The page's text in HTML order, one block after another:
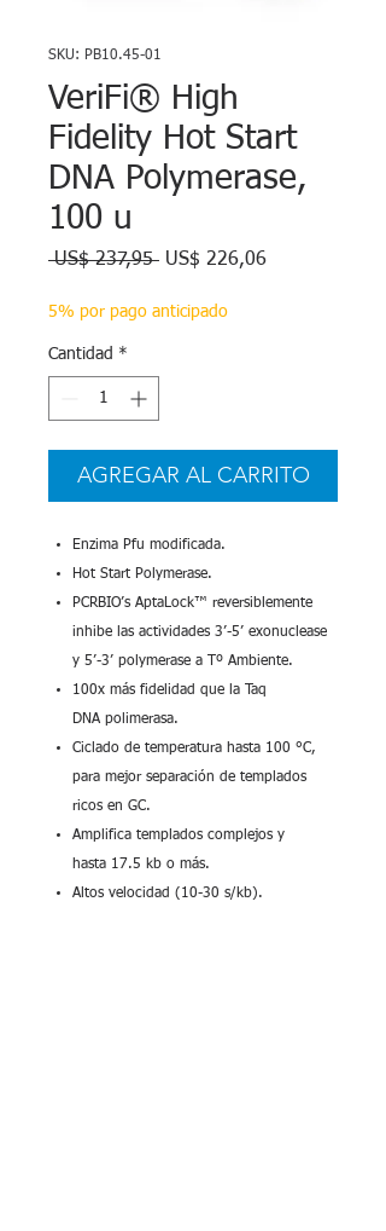
SKU: PB10.45-01
VeriFi® High
Fidelity Hot Start
DNA Polymerase,
100 u
US$ 237,95 Precio
US$ 226,06Precio
5% por pago anticipado
Cantidad *
AGREGAR AL CARRITO
Enzima Pfu modificada.
Hot Start Polymerase.
PCRBIO’s AptaLock™ reversiblemente
inhibe las actividades 3’-5’ exonuclease
y 5’-3’ polymerase a Tº Ambiente.
100x más fidelidad que la Taq
DNA polimerasa.
Ciclado de temperatura hasta 100 °C,
para mejor separación de templados
ricos en GC.
Amplifica templados complejos y
hasta 17.5 kb o más.
Altos velocidad (10-30 s/kb).